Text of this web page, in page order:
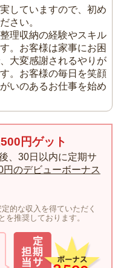
していますので、初め
さい。
理収納の経験やスキル
。お客様は家事にお困
大変感謝されるやりが
。お客様の毎日を笑顔
いのあるお仕事を始め
円ゲット
、30日以内に定期サ
円のデビューボーナス
的な収入を得ていただく
を推奨しております。